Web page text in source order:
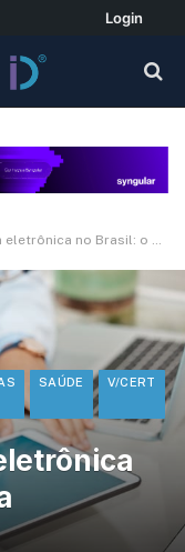
Login
no Brasil: o que diz a legislação?
SAÚDE V/CERT